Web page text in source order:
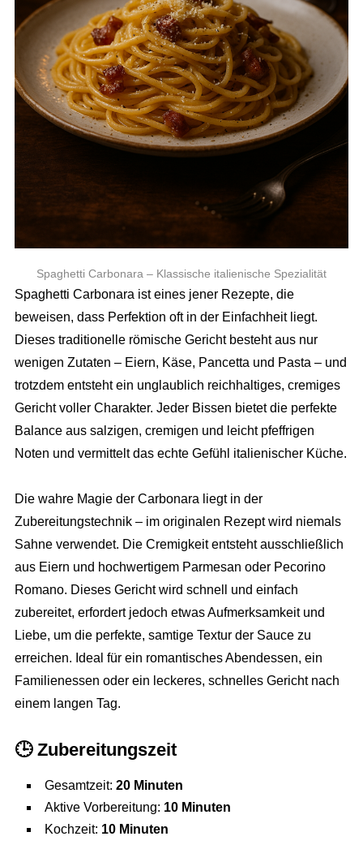
Spaghetti Carbonara – Klassische italienische Spezialität
Spaghetti Carbonara ist eines jener Rezepte, die
beweisen, dass Perfektion oft in der Einfachheit liegt.
Dieses traditionelle römische Gericht besteht aus nur
wenigen Zutaten – Eiern, Käse, Pancetta und Pasta – und
trotzdem entsteht ein unglaublich reichhaltiges, cremiges
Gericht voller Charakter. Jeder Bissen bietet die perfekte
Balance aus salzigen, cremigen und leicht pfeffrigen
Noten und vermittelt das echte Gefühl italienischer Küche.
Die wahre Magie der Carbonara liegt in der
Zubereitungstechnik – im originalen Rezept wird niemals
Sahne verwendet. Die Cremigkeit entsteht ausschließlich
aus Eiern und hochwertigem Parmesan oder Pecorino
Romano. Dieses Gericht wird schnell und einfach
zubereitet, erfordert jedoch etwas Aufmerksamkeit und
Liebe, um die perfekte, samtige Textur der Sauce zu
erreichen. Ideal für ein romantisches Abendessen, ein
Familienessen oder ein leckeres, schnelles Gericht nach
einem langen Tag.
🕒 Zubereitungszeit
Gesamtzeit: 20 Minuten
Aktive Vorbereitung: 10 Minuten
Kochzeit: 10 Minuten